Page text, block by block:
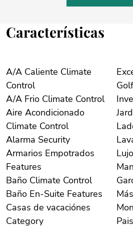
Características
A/A Caliente Climate
Control
A/A Frio Climate Control
Aire Acondicionado
Climate Control
Alarma Security
Armarios Empotrados
Features
Baño Climate Control
Baño En-Suite Features
Casas de vacaciónes
Category